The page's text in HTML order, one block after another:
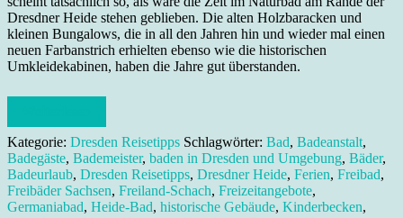
Dresdner Heide stehen geblieben. Die alten Holzbaracken und
kleinen Bungalows, die in all den Jahren hin und wieder mal einen
neuen Farbanstrich erhielten ebenso wie die historischen
Umkleidekabinen, haben die Jahre gut überstanden.
Kategorie: Dresden Reisetipps Schlagwörter: Bad, Badeanstalt,
Badegäste, Bademeister, baden in Dresden und Umgebung, Bäder,
Badeurlaub, Dresden Reisetipps, Dresdner Heide, Ferien, Freibad,
Freibäder Sachsen, Freiland-Schach, Freizeitangebote,
Germaniabad, Heide-Bad, historische Gebäude, Kinderbecken,